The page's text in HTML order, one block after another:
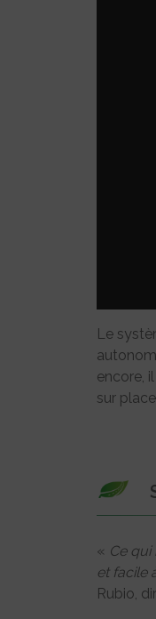
Le
encore,
sur
« Ce
et facile
Rubio,